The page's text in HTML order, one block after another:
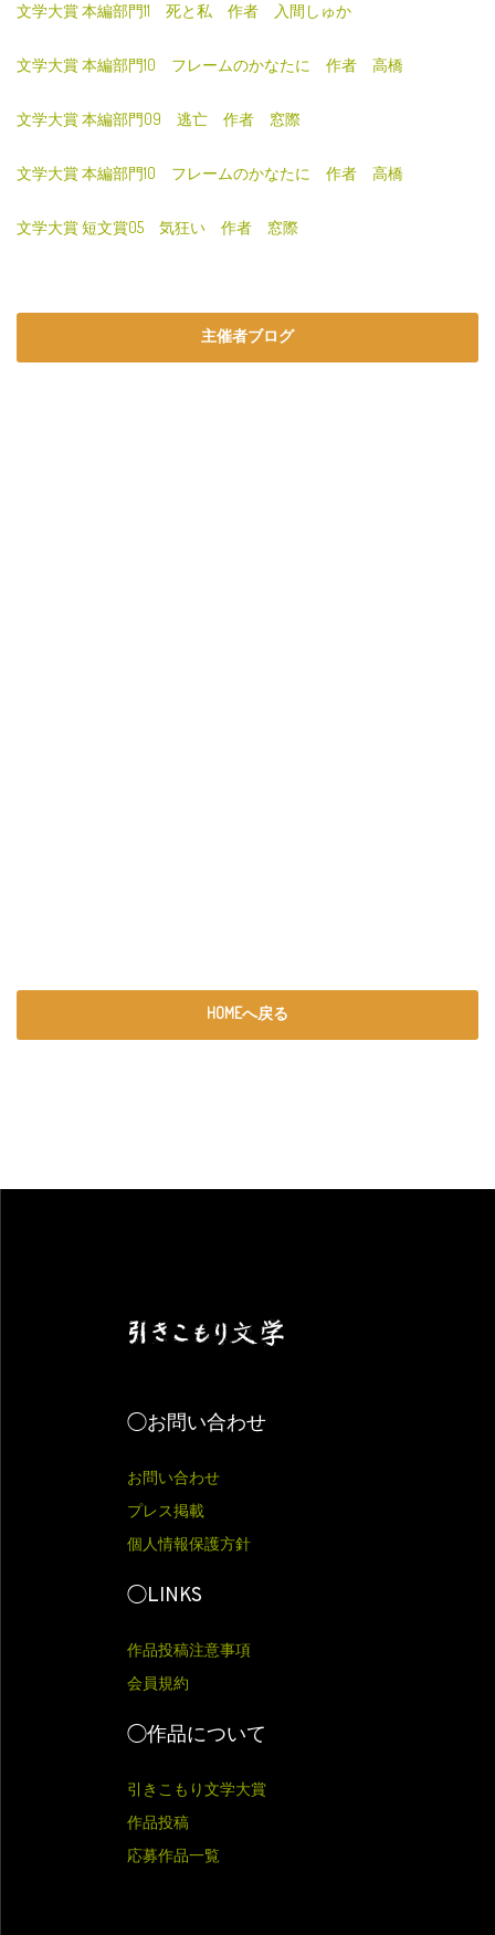
文学大賞 本編部門11 死と私 作者 入間しゅか
文学大賞 本編部門10 フレームのかなたに 作者 高橋
文学大賞 本編部門09 逃亡 作者 窓際
文学大賞 本編部門10 フレームのかなたに 作者 高橋
文学大賞 短文賞05 気狂い 作者 窓際
主催者ブログ
HOMEへ戻る
◯お問い合わせ
お問い合わせ
プレス掲載
個人情報保護方針
◯LINKS
作品投稿注意事項
会員規約
◯作品について
引きこもり文学大賞
作品投稿
応募作品一覧